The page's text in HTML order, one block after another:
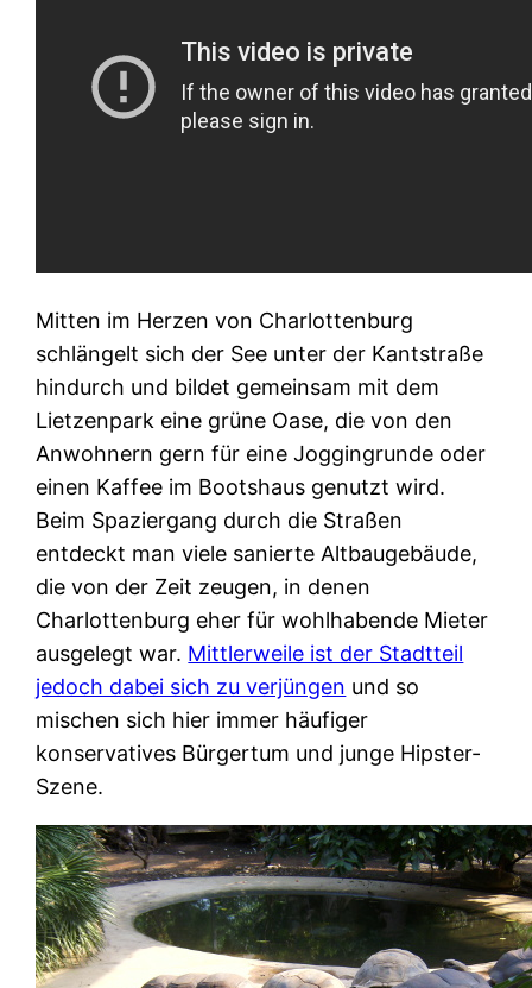
Mitten im Herzen von Charlottenburg
schlängelt sich der See unter der Kantstraße
hindurch und bildet gemeinsam mit dem
Lietzenpark eine grüne Oase, die von den
Anwohnern gern für eine Joggingrunde oder
einen Kaffee im Bootshaus genutzt wird.
Beim Spaziergang durch die Straßen
entdeckt man viele sanierte Altbaugebäude,
die von der Zeit zeugen, in denen
Charlottenburg eher für wohlhabende Mieter
ausgelegt war. Mittlerweile ist der Stadtteil
jedoch dabei sich zu verjüngen und so
mischen sich hier immer häufiger
konservatives Bürgertum und junge Hipster-
Szene.